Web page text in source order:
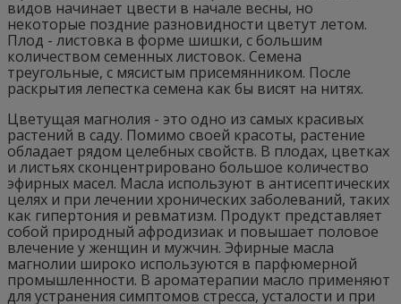
видов начинает цвести в начале весны, но
некоторые поздние разновидности цветут летом.
Плод - листовка в форме шишки, с большим
количеством семенных листовок. Семена
треугольные, с мясистым присемянником. После
раскрытия лепестка семена как бы висят на нитях.
Цветущая магнолия - это одно из самых красивых
растений в саду. Помимо своей красоты, растение
обладает рядом целебных свойств. В плодах, цветках
и листьях сконцентрировано большое количество
эфирных масел. Масла используют в антисептических
целях и при лечении хронических заболеваний, таких
как гипертония и ревматизм. Продукт представляет
собой природный афродизиак и повышает половое
влечение у женщин и мужчин. Эфирные масла
магнолии широко используются в парфюмерной
промышленности. В ароматерапии масло применяют
для устранения симптомов стресса, усталости и при